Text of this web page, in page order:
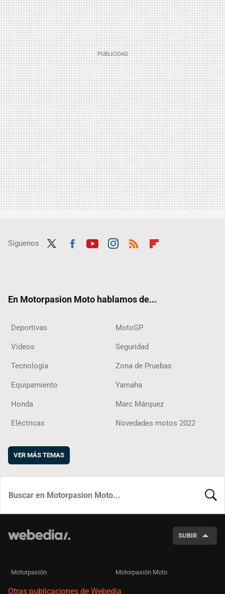
Síguenos
En Motorpasion Moto hablamos de...
Deportivas MotoGP
Vídeos Seguridad
Tecnología Zona de Pruebas
Equipamiento Yamaha
Honda Marc Márquez
Eléctricas Novedades motos 2022
VER MÁS TEMAS
SUBIR
Motorpasión Motorpasión Moto
Otras publicaciones de Webedia